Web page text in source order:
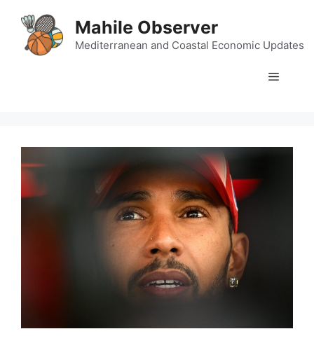
content
Mahile Observer
Mediterranean and Coastal Economic Updates
Menu